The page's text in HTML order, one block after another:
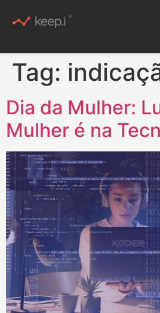
Tag:
Dia da Mulher:
Mulher é na